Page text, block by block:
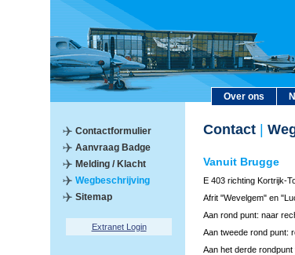
Over ons
Contactformulier
Aanvraag Badge
Melding / Klacht
Wegbeschrijving
Sitemap
Extranet Login
Contact
Vanuit Brugge
E 403 richting Kortrijk-
Afrit "Wevelgem" en
Aan rond punt: naar
Aan tweede rond punt:
Aan het derde